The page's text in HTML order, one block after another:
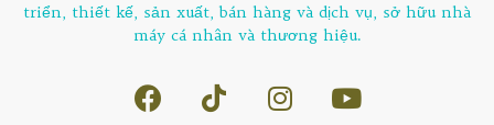
triển, thiết kế, sản xuất, bán hàng và dịch vụ, sở hữu nhà
máy cá nhân và thương hiệu.